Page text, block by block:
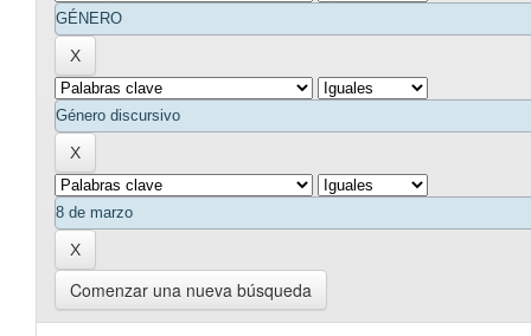
Comenzar una nueva búsqueda